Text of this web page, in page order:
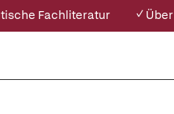
Fachliteratur ✓